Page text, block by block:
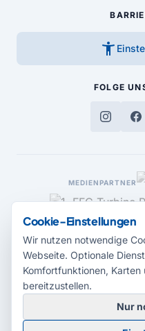
accessibility_new
FOLGE
MEDIENPARTNER
© 2026 Radio Potsdam.
Cookie-Einstellungen
Wir nutzen notwendige
Webseite. Optionale
Komfortfunktionen,
bereitzustellen.
Nur